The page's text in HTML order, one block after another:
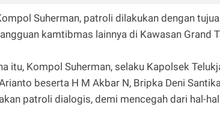
Suherman, patroli dilakukan dengan
kamtibmas lainnya di Kawasan Grand
itu, Kompol Suherman, selaku Kapolsek
beserta H M Akbar N, Bripka Deni
patroli dialogis, demi mencegah dari hal-